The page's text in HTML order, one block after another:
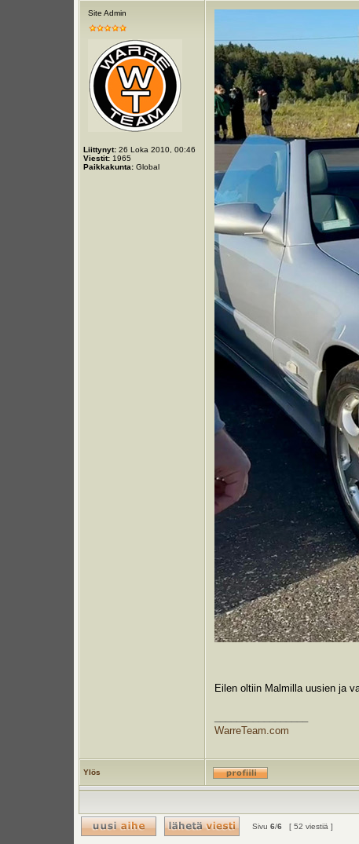
Site Admin
Liittynyt: 26 Loka 2010, 00:46
Viestit: 1965
Paikkakunta: Global
Eilen oltiin Malmilla uusien ja
WarreTeam.com
Ylös
Sivu6/6 [ 52 viestiä ]